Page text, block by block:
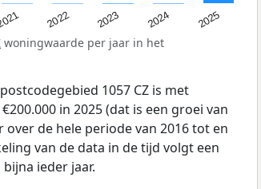
2022 2023 2024 2025
woningwaarde per jaar in het
1057 CZ is met
in 2025 (dat is een groei van
over de hele periode van 2016 tot en
van de data in de tijd volgt een
ieder jaar.